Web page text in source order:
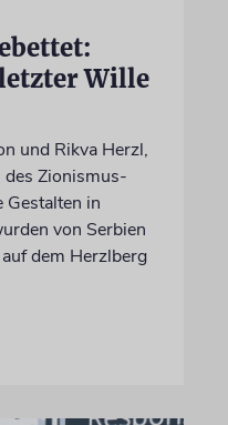
Wille
und Rikva Herzl,
Zionismus-
Gestalten in
von Serbien
dem Herzlberg